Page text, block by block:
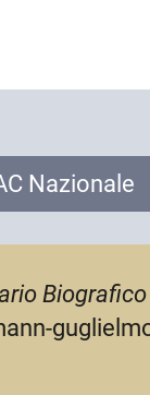
Nazionale